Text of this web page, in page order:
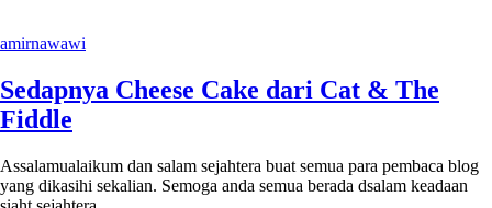
amirnawawi
Sedapnya Cheese Cake dari Cat & The
Fiddle
Assalamualaikum dan salam sejahtera buat semua para pembaca blog
yang dikasihi sekalian. Semoga anda semua berada dsalam keadaan